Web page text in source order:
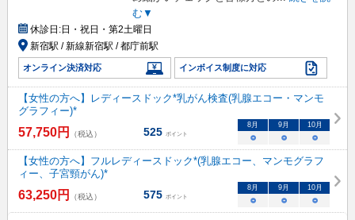
む▼
休診日:日・祝日・第2土曜日
新宿駅 / 新線新宿駅 / 都庁前駅
オンライン決済対応 インボイス制度に対応
【女性の方へ】レディースドック*乳がん検査(乳腺エコー・マンモ
グラフィー)*
57,750円 （税込） 525 ポイント
8月 9月 10月
○ ○ ○
【女性の方へ】フルレディースドック*(乳腺エコー、マンモグラフ
ィー、子宮頸がん)*
63,250円 （税込） 575 ポイント
8月 9月 10月
○ ○ ○